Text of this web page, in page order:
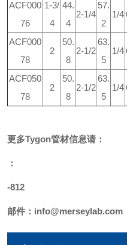
ACF000
76
1-3/
4
44.
4
2-1/4
57.
2
1/4
ACF000
78
2
50.
8
2-1/2
63.
5
1/4
ACF050
78
2
50.
8
2-1/2
63.
5
1/4
更多Tygon管材信息请：
：
-812
邮件： info@merseylab.com